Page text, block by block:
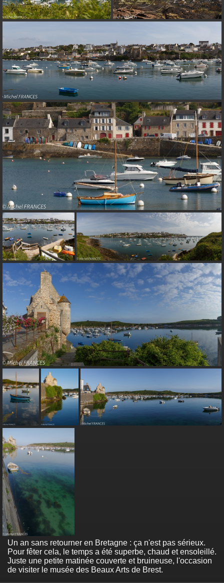
Un an sans retourner en Bretagne : ça n'est pas sérieux.
Pour fêter cela, le temps a été superbe, chaud et ensoleillé.
Juste une petite matinée couverte et bruineuse, l'occasion
de visiter le musée des Beaux Arts de Brest.